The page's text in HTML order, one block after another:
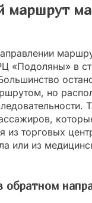
маршрут
«Подоляны» в
но
из торговых
или из
обратном